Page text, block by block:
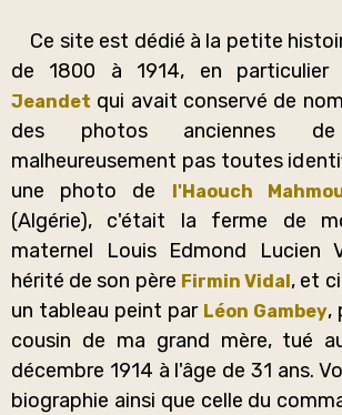
Ce site est dédié à la petite
de 1800 à 1914, en particulier
Jeandet qui avait conservé de
des photos anciennes
malheureusement pas toutes
une photo de
l'Haouch
(Algérie), c'était la ferme de
maternel Louis Edmond Lucien
hérité de son père Firmin Vidal, et
un tableau peint par Léon Gambey,
cousin de ma grand mère, tué
décembre 1914 à l'âge de 31 ans.
biographie ainsi que celle du